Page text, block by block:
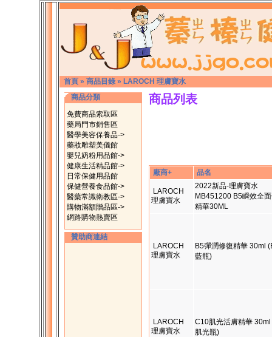
首頁 » 商品目錄 » LAROCH 理膚寶水
商品分類
免費商品索取區
藥局門市銷售區
醫學美容保養品->
藥妝雕塑美儀館
嬰兒奶粉用品館->
健康生活精品館->
日常保健用品館
保健營養食品館->
醫藥常識衛教區->
購物滿額贈品區->
網路購物熱賣區
贊助商連結
商品列表
廠商+ 品名
LAROCH
理膚寶水
2022新品-理膚寶水
MB451200 B5瞬效全
精華30ML
LAROCH
理膚寶水
B5彈潤修復精華 30ml
藍瓶)
LAROCH
理膚寶水
C10肌光活膚精華
肌光瓶)